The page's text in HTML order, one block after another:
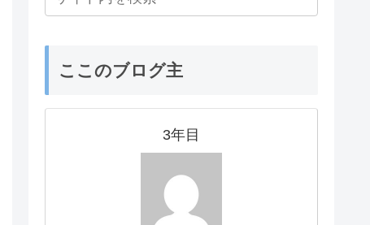
ここのブログ主
3年目